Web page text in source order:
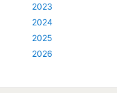
2023
2024
2025
2026